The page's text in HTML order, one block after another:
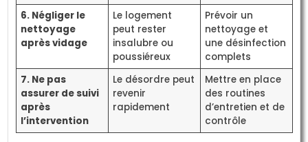
6. Négliger le
nettoyage
après vidage
Le logement
peut rester
insalubre ou
poussiéreux
Prévoir un
nettoyage et
une désinfection
complets
7. Ne pas
assurer de suivi
après
l’intervention
Le désordre peut
revenir
rapidement
Mettre en place
des routines
d’entretien et de
contrôle